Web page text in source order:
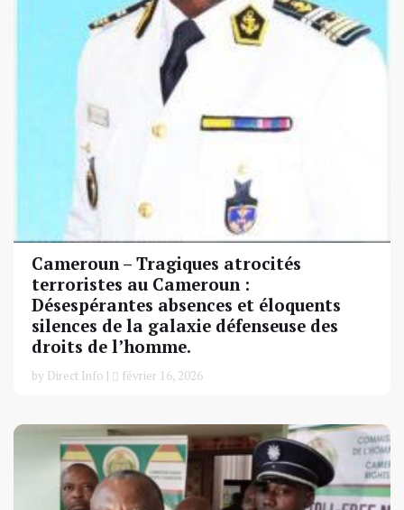
Cameroun – Tragiques atrocités
terroristes au Cameroun :
Désespérantes absences et éloquents
silences de la galaxie défenseuse des
droits de l’homme.
by Direct Info | février 16, 2026